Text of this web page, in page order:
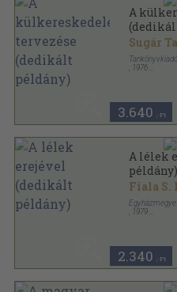
A
Sugár
Tankönyvkiadó
1976
3.640 ,-Ft
A lélek
példány)
Fiala S.
1979
2.340 ,-Ft